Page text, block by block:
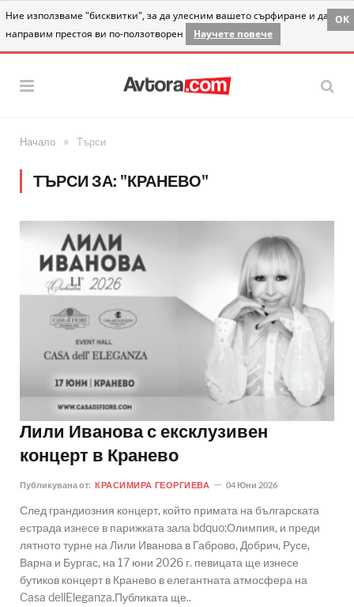
Ние използваме "бисквитки", за да улесним вашето сърфиране и да
направим престоя ви по-ползотворен
Научете повече
OK
Начало » Търси
ТЪРСИ ЗА: "КРАНЕВО"
Лили Иванова с ексклузивен
концерт в Кранево
Публикувана от: КРАСИМИРА ГЕОРГИЕВА 04 Юни 2026
След грандиозния концерт, който примата на българската
естрада изнесе в парижката зала bdquo;Олимпия, и преди
лятното турне на Лили Иванова в Габрово, Добрич, Русе,
Варна и Бургас, на 17 юни 2026 г. певицата ще изнесе
бутиков концерт в Кранево в елегантната атмосфера на
Casa dellEleganza.Публиката ще..